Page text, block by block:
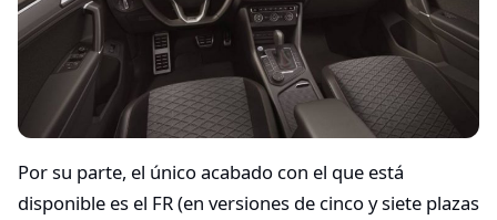
Por su parte, el único acabado con el que está
disponible es el FR (en versiones de cinco y siete plazas